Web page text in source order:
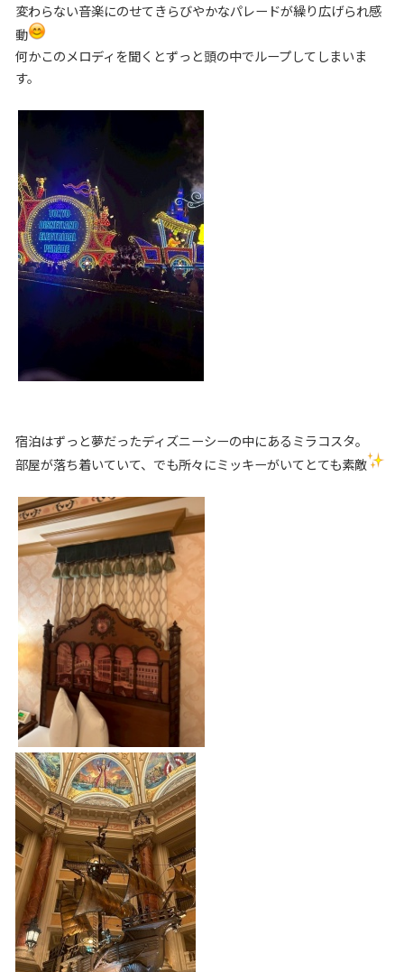
変わらない音楽にのせてきらびやかなパレードが繰り広げられ感
動
何かこのメロディを聞くとずっと頭の中でループしてしまいま
す。
宿泊はずっと夢だったディズニーシーの中にあるミラコスタ。
部屋が落ち着いていて、でも所々にミッキーがいてとても素敵